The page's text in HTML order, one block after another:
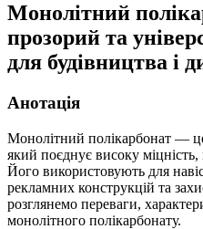
Монолітний
прозорий та
для будівництва і
Анотація
Монолітний полікарбонат —
який поєднує високу міцність,
Його використовують для
рекламних конструкцій та
розглянемо переваги,
монолітного полікарбонату.